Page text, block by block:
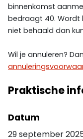
binnenkomst
bedraagt 40. Wordt
niet behaald dan
Wil je annuleren?
Praktische
Datum
29 september